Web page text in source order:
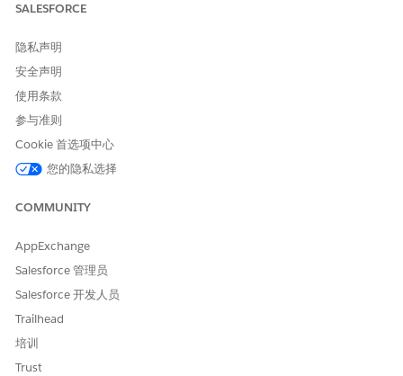
的 支持的语言
如有更多问题，请联系 Salesforce 客户支持。
知识文章编号
005318054
11 KB
SALESFORCE
隐私声明
安全声明
使用条款
参与准则
Cookie 首选项中心
您的隐私选择
COMMUNITY
AppExchange
Salesforce 管理员
Salesforce 开发人员
Trailhead
培训
Trust